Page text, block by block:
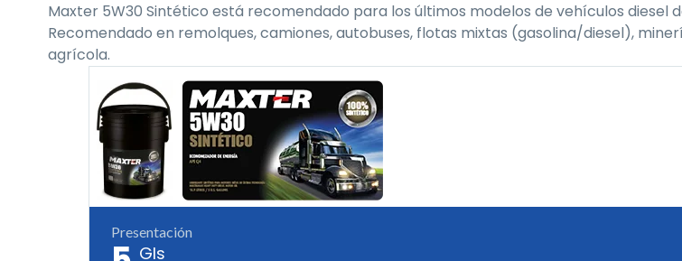
Maxter 5W30 Sintético está recomendado para los últimos modelos de vehículos diesel
Recomendado en remolques, camiones, autobuses, flotas mixtas (gasolina/diesel),
agrícola.
Presentación
Gls